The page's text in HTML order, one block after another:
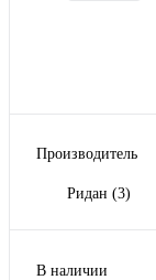
Производитель
Ридан (3)
В наличии